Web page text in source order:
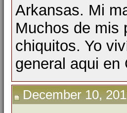
Arkansas. Mi
Muchos de mis
chiquitos. Yo
general aqui en
December 10,